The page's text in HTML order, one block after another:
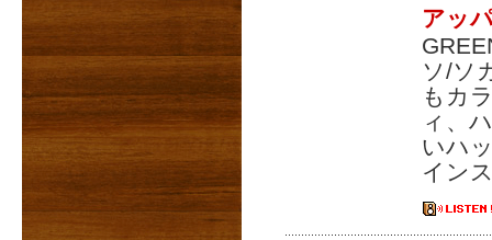
アッ
ソ/ソ
もカ
ィ、
いハ
イン